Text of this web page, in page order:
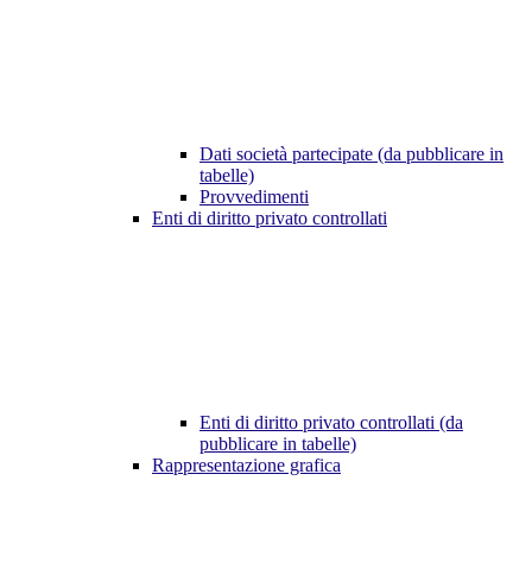
Dati società partecipate (da pubblicare in
tabelle)
Provvedimenti
Enti di diritto privato controllati
Enti di diritto privato controllati (da
pubblicare in tabelle)
Rappresentazione grafica